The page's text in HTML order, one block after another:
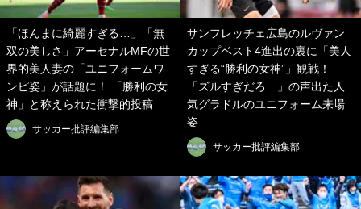
「ほんまに綺麗すぎる…」「無
双の美しさ」アーセナルMFの世
界的美人妻の「ユニフォームワ
ンピ姿」が話題に！ 「勝利の女
神」と称えられた衝撃的投稿
サッカー批評編集部
サンフレッチェ広島のルヴァン
カップベスト4進出の裏に「美人
すぎる“勝利の女神”」観戦！
「ズルすぎだろ…」の声出た人
気グラドルのユニフォーム来場
姿
サッカー批評編集部